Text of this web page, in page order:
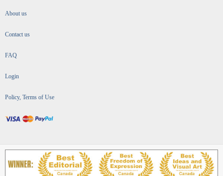
About us
Contact us
FAQ
Login
Policy, Terms of Use